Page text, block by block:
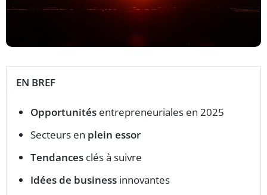
EN BREF
Opportunités entrepreneuriales en 2025
Secteurs en plein essor
Tendances clés à suivre
Idées de business innovantes